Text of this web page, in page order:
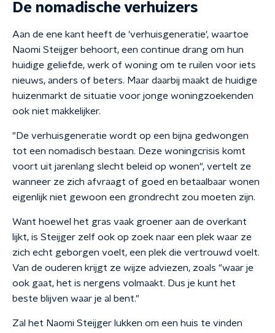
De nomadische verhuizers
Aan de ene kant heeft de 'verhuisgeneratie', waartoe
Naomi Steijger behoort, een continue drang om hun
huidige geliefde, werk of woning om te ruilen voor iets
nieuws, anders of beters. Maar daarbij maakt de huidige
huizenmarkt de situatie voor jonge woningzoekenden
ook niet makkelijker.
"De verhuisgeneratie wordt op een bijna gedwongen
tot een nomadisch bestaan. Deze woningcrisis komt
voort uit jarenlang slecht beleid op wonen", vertelt ze
wanneer ze zich afvraagt of goed en betaalbaar wonen
eigenlijk niet gewoon een grondrecht zou moeten zijn.
Want hoewel het gras vaak groener aan de overkant
lijkt, is Steijger zelf ook op zoek naar een plek waar ze
zich echt geborgen voelt, een plek die vertrouwd voelt.
Van de ouderen krijgt ze wijze adviezen, zoals "waar je
ook gaat, het is nergens volmaakt. Dus je kunt het
beste blijven waar je al bent."
Zal het Naomi Steijger lukken om een huis te vinden